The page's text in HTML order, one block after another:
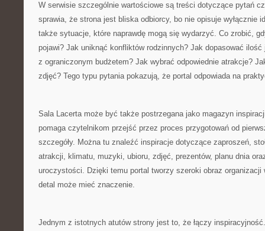
W serwisie szczególnie wartościowe są treści dotyczące pytań
sprawia, że strona jest bliska odbiorcy, bo nie opisuje wyłącznie
także sytuacje, które naprawdę mogą się wydarzyć. Co zrobić,
pojawi? Jak uniknąć konfliktów rodzinnych? Jak dopasować
z ograniczonym budżetem? Jak wybrać odpowiednie atrakcje?
zdjęć? Tego typu pytania pokazują, że portal odpowiada na
Sala Lacerta może być także postrzegana jako magazyn
pomaga czytelnikom przejść przez proces przygotowań od
szczegóły. Można tu znaleźć inspiracje dotyczące zaproszeń,
atrakcji, klimatu, muzyki, ubioru, zdjęć, prezentów, planu dnia
uroczystości. Dzięki temu portal tworzy szeroki obraz
detal może mieć znaczenie.
Jednym z istotnych atutów strony jest to, że łączy